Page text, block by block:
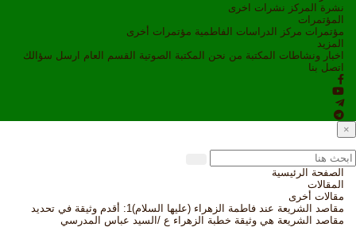
نشرة المركز نشرات اخرى
المؤتمرات
مؤتمرات مركز الدراسات الفاطمية مؤتمرات أخرى
المزيد
اخبار ونشاطات
المكتبة من نحن المكتبة الصوتية القسم العام ارسل سؤالك
اتصل بنا
×
الصفحة الرئيسية
المقالات
مقالات أخرى
مقاصد الشريعة عند فاطمة الزهراء (عليها السلام)1: أقدم وثيقة في تحديد
مقاصد الشريعة هي وثيقة خطبة الزهراء ع /السيد عباس المدرسي